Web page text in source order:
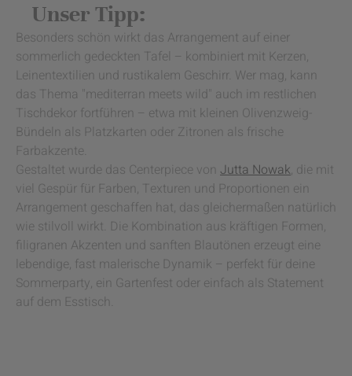
Unser Tipp:
Besonders schön wirkt das Arrangement auf einer
sommerlich gedeckten Tafel – kombiniert mit Kerzen,
Leinentextilien und rustikalem Geschirr. Wer mag, kann
das Thema "mediterran meets wild" auch im restlichen
Tischdekor fortführen – etwa mit kleinen Olivenzweig-
Bündeln als Platzkarten oder Zitronen als frische
Farbakzente.
Gestaltet wurde das Centerpiece von Jutta Nowak, die mit
viel Gespür für Farben, Texturen und Proportionen ein
Arrangement geschaffen hat, das gleichermaßen natürlich
wie stilvoll wirkt. Die Kombination aus kräftigen Formen,
filigranen Akzenten und sanften Blautönen erzeugt eine
lebendige, fast malerische Dynamik – perfekt für deine
Sommerparty, ein Gartenfest oder einfach als Statement
auf dem Esstisch.